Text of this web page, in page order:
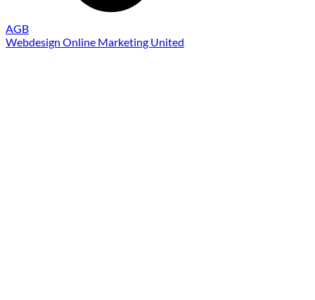
AGB
Webdesign Online Marketing United